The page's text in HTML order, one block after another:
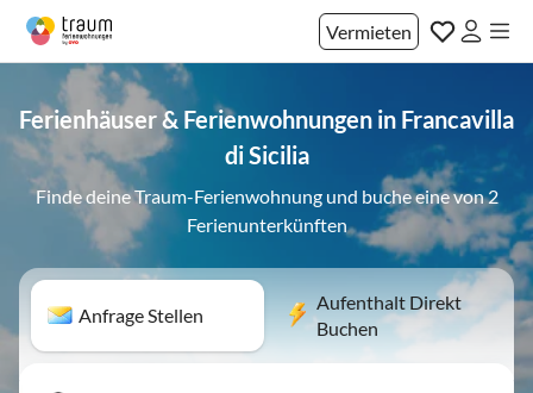
Vermieten
Ferienhäuser & Ferienwohnungen in Francavilla
di Sicilia
Finde deine Traum-Ferienwohnung und buche eine von 2
Ferienunterkünften
Anfrage Stellen
Aufenthalt Direkt
Buchen